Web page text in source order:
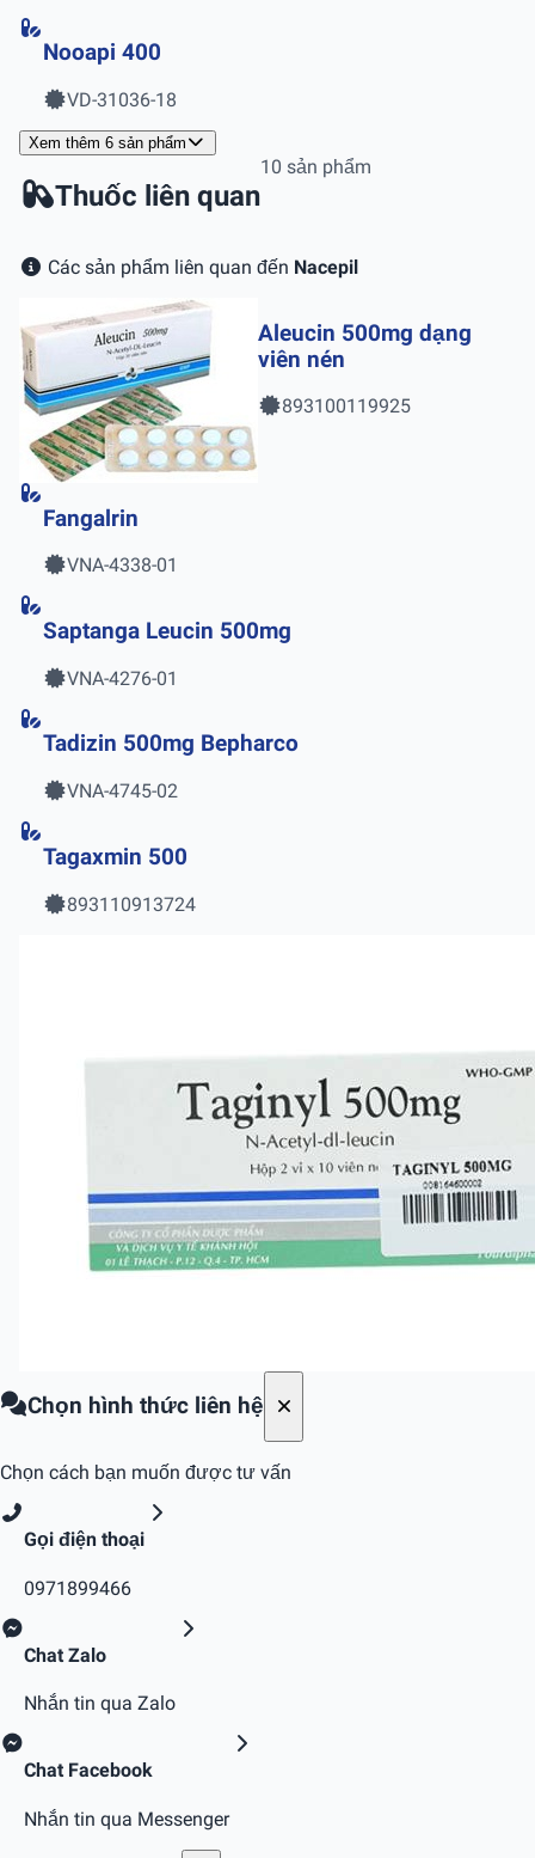
Nooapi 400
VD-31036-18
Xem thêm 6 sản phẩm
Thuốc liên quan
10 sản phẩm
Các sản phẩm liên quan đến Nacepil
Aleucin 500mg dạng
viên nén
893100119925
Fangalrin
VNA-4338-01
Saptanga Leucin 500mg
VNA-4276-01
Tadizin 500mg Bepharco
VNA-4745-02
Tagaxmin 500
893110913724
Chọn hình thức liên hệ
Chọn cách bạn muốn được tư vấn
Gọi điện thoại
0971899466
Chat Zalo
Nhắn tin qua Zalo
Chat Facebook
Nhắn tin qua Messenger